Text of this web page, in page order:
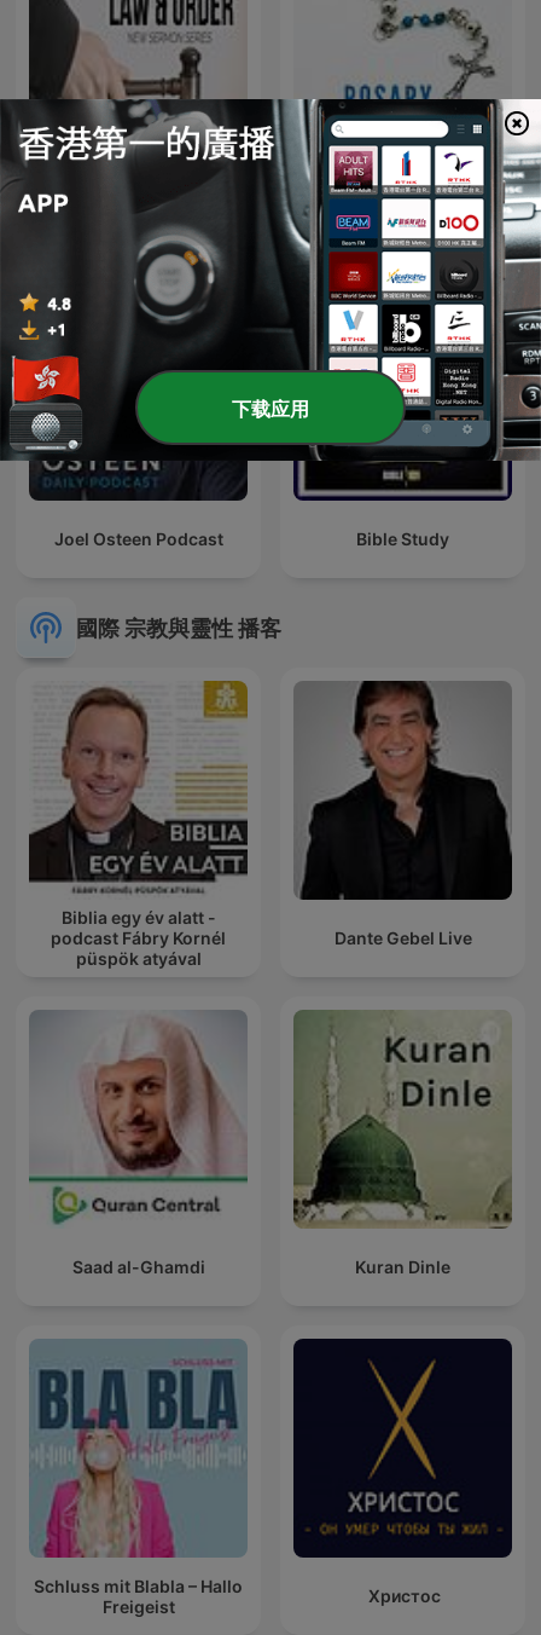
Law And Order Rosary Together
Joel Osteen Podcast Bible Study
國際 宗教與靈性 播客
Biblia egy év alatt -
podcast Fábry Kornél
püspök atyával
Dante Gebel Live
Saad al-Ghamdi Kuran Dinle
Schluss mit Blabla – Hallo
Freigeist
Христос
下载应用